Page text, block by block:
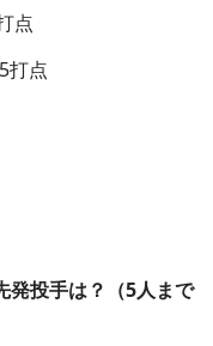
点
打点
発投手は？（5人まで